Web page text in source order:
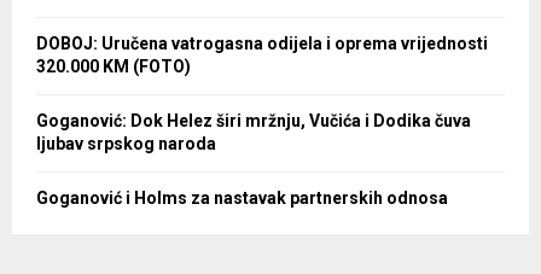
DOBOJ: Uručena vatrogasna odijela i oprema vrijednosti
320.000 KM (FOTO)
Goganović: Dok Helez širi mržnju, Vučića i Dodika čuva
ljubav srpskog naroda
Goganović i Holms za nastavak partnerskih odnosa